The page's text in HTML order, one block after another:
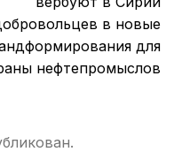
в новые
для
нефтепромыслов